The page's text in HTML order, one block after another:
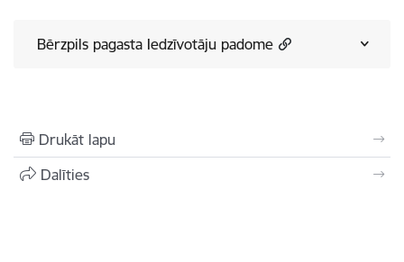
Bērzpils pagasta Iedzīvotāju padome
Drukāt lapu
Dalīties